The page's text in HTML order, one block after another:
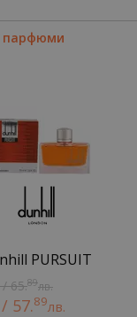
парфюми
PURSUIT
65.89лв.
57.89лв.